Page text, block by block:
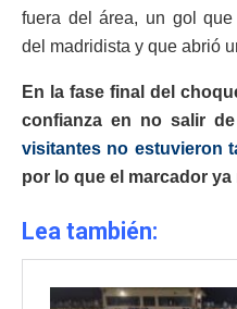
fuera del área, un gol
del madridista y que abrió
En la fase final del
confianza en no salir
visitantes no estuvieron
por lo que el marcador
Lea también: